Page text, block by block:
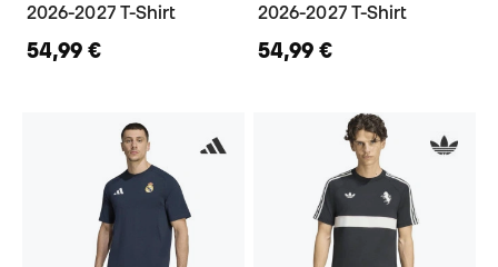
2026-2027 T-Shirt
54,99 €
2026-2027 T-Shirt
54,99 €